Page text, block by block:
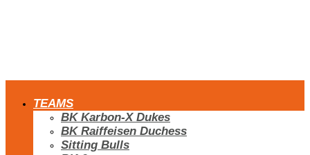
TEAMS
BK Karbon-X Dukes
BK Raiffeisen Duchess
Sitting Bulls